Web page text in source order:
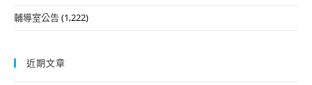
輔導室公告(1,222)
近期文章